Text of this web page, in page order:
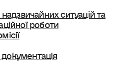
надзвичайних ситуацій та
роботи